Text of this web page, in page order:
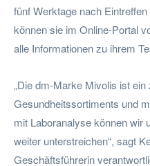
fünf Werktage nach
können sie im Online-Portal
alle Informationen zu ihrem
„Die dm-Marke Mivolis ist
Gesundheitssortiments und
mit Laboranalyse können wir
weiter unterstreichen“, sagt
Geschäftsführerin